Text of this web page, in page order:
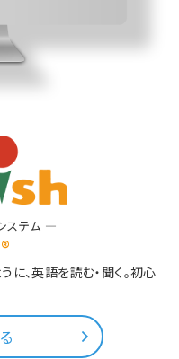
ステム
、英語を読む・聞く。初心